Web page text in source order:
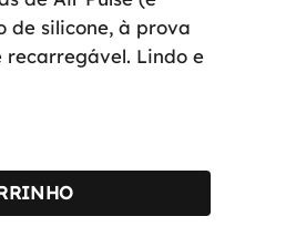
de silicone, à prova
recarregável. Lindo e